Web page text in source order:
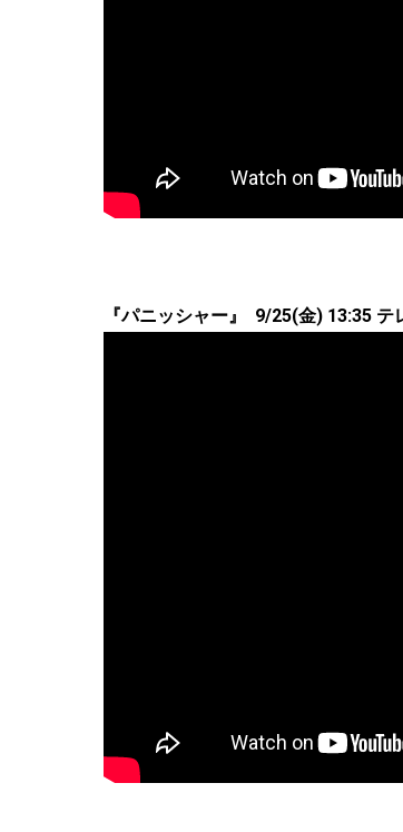
『パニッシャー』 9/25(金) 13:35 テ